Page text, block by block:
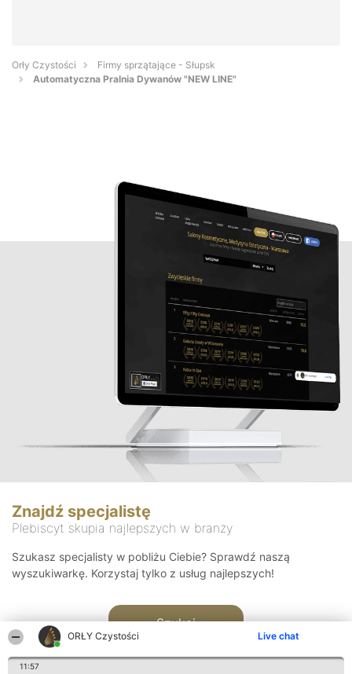
ORŁY Czystości Live chat
11:57
Orły Czystości
Firmy sprzątające - Słupsk
Automatyczna Pralnia Dywanów "NEW LINE"
Znajdź specjalistę
Plebiscyt skupia najlepszych w branży
Szukasz specjalisty w pobliżu Ciebie? Sprawdź naszą
wyszukiwarkę. Korzystaj tylko z usług najlepszych!
Szukaj